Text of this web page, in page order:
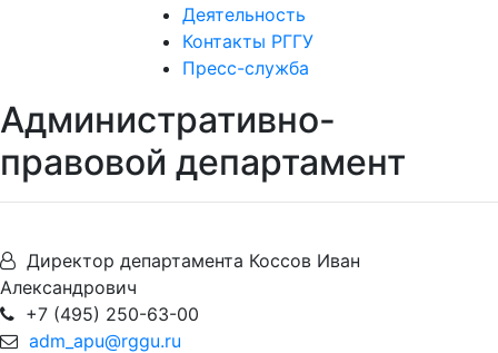
Деятельность
Контакты РГГУ
Пресс-служба
Административно-
правовой департамент
Директор департамента Коссов Иван
Александрович
+7 (495) 250-63-00
adm_apu@rggu.ru